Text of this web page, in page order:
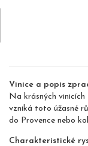
Vinice a popis
Na krásných
vzniká toto úžasné
do Provence nebo
Charakteristické